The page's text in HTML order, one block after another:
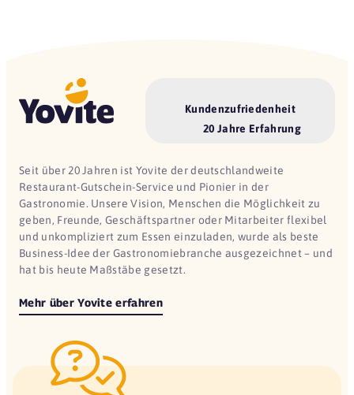
Kundenzufriedenheit
20 Jahre Erfahrung
Seit über 20 Jahren ist Yovite der deutschlandweite
Restaurant-Gutschein-Service und Pionier in der
Gastronomie. Unsere Vision, Menschen die Möglichkeit zu
geben, Freunde, Geschäftspartner oder Mitarbeiter flexibel
und unkompliziert zum Essen einzuladen, wurde als beste
Business-Idee der Gastronomiebranche ausgezeichnet – und
hat bis heute Maßstäbe gesetzt.
Mehr über Yovite erfahren